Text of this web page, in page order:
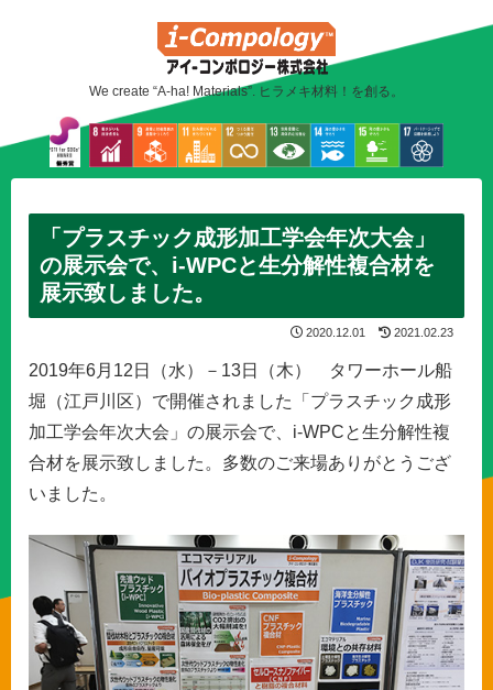
We create “A-ha! Materials”. ヒラメキ材料！を創る。
「プラスチック成形加工学会年次大会」
の展示会で、i-WPCと生分解性複合材を
展示致しました。
2020.12.01 2021.02.23
2019年6月12日（水）－13日（木） タワーホール船
堀（江戸川区）で開催されました「プラスチック成形
加工学会年次大会」の展示会で、i-WPCと生分解性複
合材を展示致しました。多数のご来場ありがとうござ
いました。